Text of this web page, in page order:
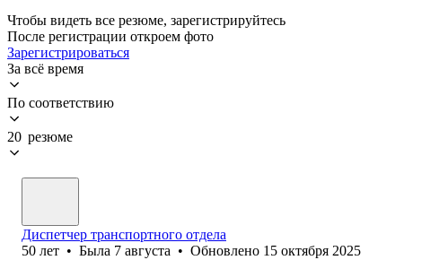
Чтобы видеть все резюме, зарегистрируйтесь
После регистрации откроем фото
Зарегистрироваться
За всё время
По соответствию
20 резюме
Диспетчер транспортного отдела
50 лет • Была 7 августа • Обновлено 15 октября 2025